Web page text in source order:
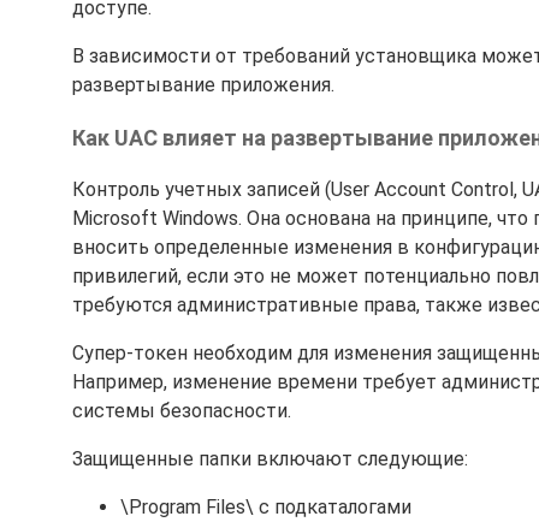
доступе.
В зависимости от требований установщика
развертывание приложения.
Как UAC влияет на развертывание
Контроль учетных записей (User Account Control,
Microsoft Windows. Она основана на принципе,
вносить определенные изменения в
привилегий, если это не может потенциально
требуются административные права, также
Супер-токен необходим для изменения
Например, изменение времени требует
системы безопасности.
Защищенные папки включают следующие:
\Program Files\ с подкаталогами